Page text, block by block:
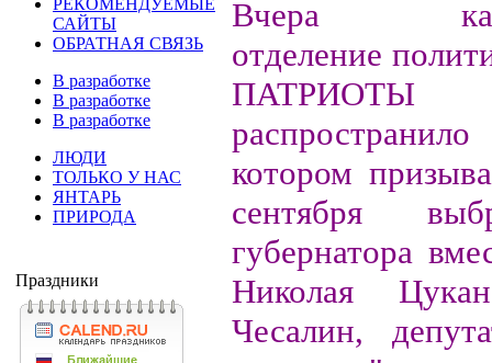
РЕКОМЕНДУЕМЫЕ
САЙТЫ
ОБРАТНАЯ СВЯЗЬ
В разработке
В разработке
В разработке
ЛЮДИ
ТОЛЬКО У НАС
ЯНТАРЬ
ПРИРОДА
Праздники
Вчера
отделение
котором
сентября
губернатора
Николая
Чесалин,